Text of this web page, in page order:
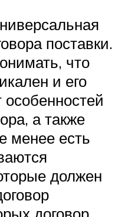
поставки.
что
и его
особенностей
а также
менее есть
должен
договор